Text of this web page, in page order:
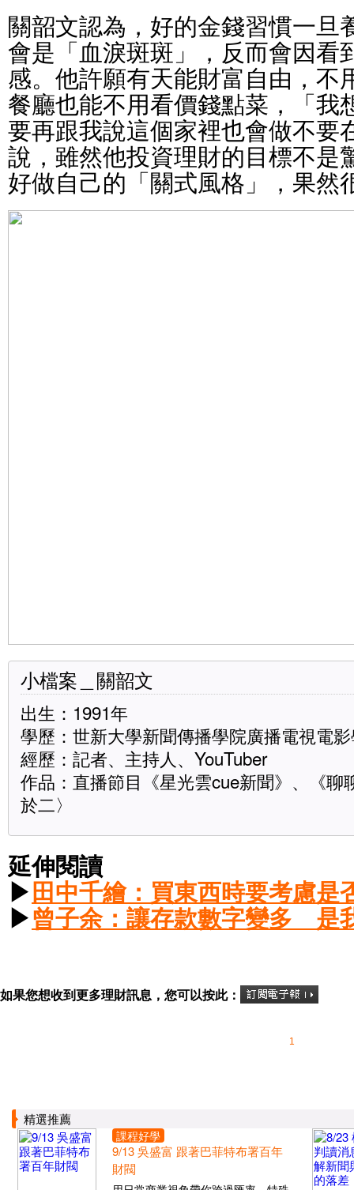
關韶文認為，好的金錢習慣一旦
會是「血淚斑斑」，反而會因看
感。他許願有天能財富自由，不
餐廳也能不用看價錢點菜，「我
要再跟我說這個家裡也會做不要
說，雖然他投資理財的目標不是
好做自己的「關式風格」，果然
小檔案＿關韶文
出生：1991年
學歷：世新大學新聞傳播學院廣播電視電
經歷：記者、主持人、YouTuber
作品：直播節目《星光雲cue新聞》、《聊
於二〉
延伸閱讀
▶田中千繪：買東西時要考慮是
▶曾子余：讓存款數字變多 是
如果您想收到更多理財訊息，您可以按此：
1
精選推薦
課程好學
9/13 吳盛富 跟著巴菲特布署百年
財閥